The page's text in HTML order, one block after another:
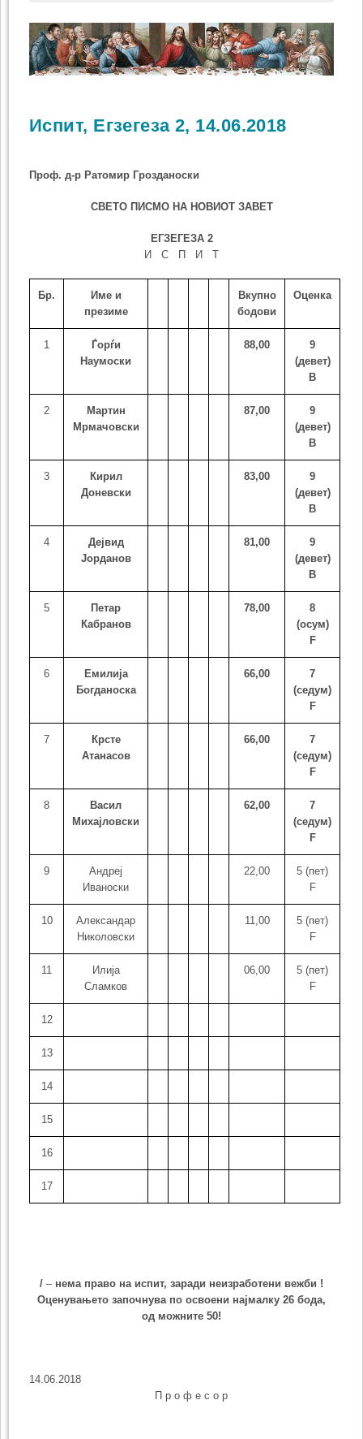
Испит, Егзегеза 2, 14.06.2018
Проф. д-р Ратомир Грозданоски
СВЕТО ПИСМО НА НОВИОТ ЗАВЕТ
ЕГЗЕГЕЗА 2
И С П И Т
Бр.
Име и
презиме
Вкупно
бодови
Оценка
1
Ѓорѓи
Наумоски
88,00
9
(девет)
В
2
Мартин
Мрмачовски
87,00
9
(девет)
В
3
Кирил
Доневски
83,00
9
(девет)
В
4
Дејвид
Јорданов
81,00
9
(девет)
В
5
Петар
Кабранов
78,00
8
(осум)
F
6
Емилија
Богданоска
66,00
7
(седум)
F
7
Крсте
Атанасов
66,00
7
(седум)
F
8
Васил
Михајловски
62,00
7
(седум)
F
9
Андреј
Иваноски
22,00
5 (пет)
F
10
Александар
Николовски
11,00
5 (пет)
F
11
Илија
Сламков
06,00
5 (пет)
F
12
13
14
15
16
17
/ – нема право на испит, заради неизработени вежби !
Оценувањето започнува по освоени најмалку 26 бода,
од можните 50!
14.06.2018
П р о ф е с о р